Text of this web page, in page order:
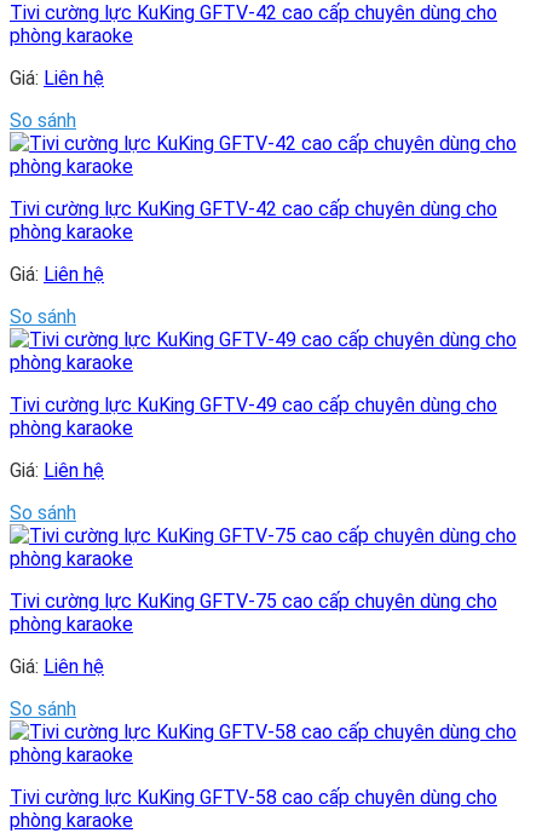
Tivi cường lực KuKing GFTV-42 cao cấp chuyên dùng cho
phòng karaoke
Giá: Liên hệ
So sánh
Tivi cường lực KuKing GFTV-42 cao cấp chuyên dùng cho
phòng karaoke
Giá: Liên hệ
So sánh
Tivi cường lực KuKing GFTV-49 cao cấp chuyên dùng cho
phòng karaoke
Giá: Liên hệ
So sánh
Tivi cường lực KuKing GFTV-75 cao cấp chuyên dùng cho
phòng karaoke
Giá: Liên hệ
So sánh
Tivi cường lực KuKing GFTV-58 cao cấp chuyên dùng cho
phòng karaoke